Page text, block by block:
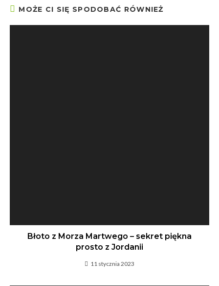
MOŻE CI SIĘ SPODOBAĆ RÓWNIEŻ
Błoto z Morza Martwego – sekret piękna
prosto z Jordanii
11 stycznia 2023